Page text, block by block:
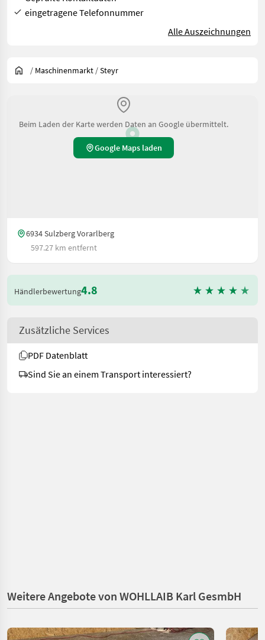
eingetragene Telefonnummer
Alle Auszeichnungen
/ Maschinenmarkt /Steyr
Beim Laden der Karte werden Daten an Google übermittelt.
Google Maps laden
6934 Sulzberg Vorarlberg
597.27 km entfernt
Händlerbewertung4.8
Zusätzliche Services
PDF Datenblatt
Sind Sie an einem Transport interessiert?
Weitere Angebote von WOHLLAIB Karl GesmbH